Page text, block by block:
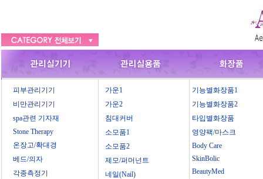
피부관리기기
비만관리기기
spa관련 기자재
Stone Therapy
온장고/확대경
베드/의자
각종측정기
가운1
가운2
침대커버
소모품1
소모품2
제모/퍼머넌트
네일(Nail)
기능별화장품1
기능별화장품2
타입별화장품
영양팩/마스크
Body Care
SkinBolic
BeautyMed